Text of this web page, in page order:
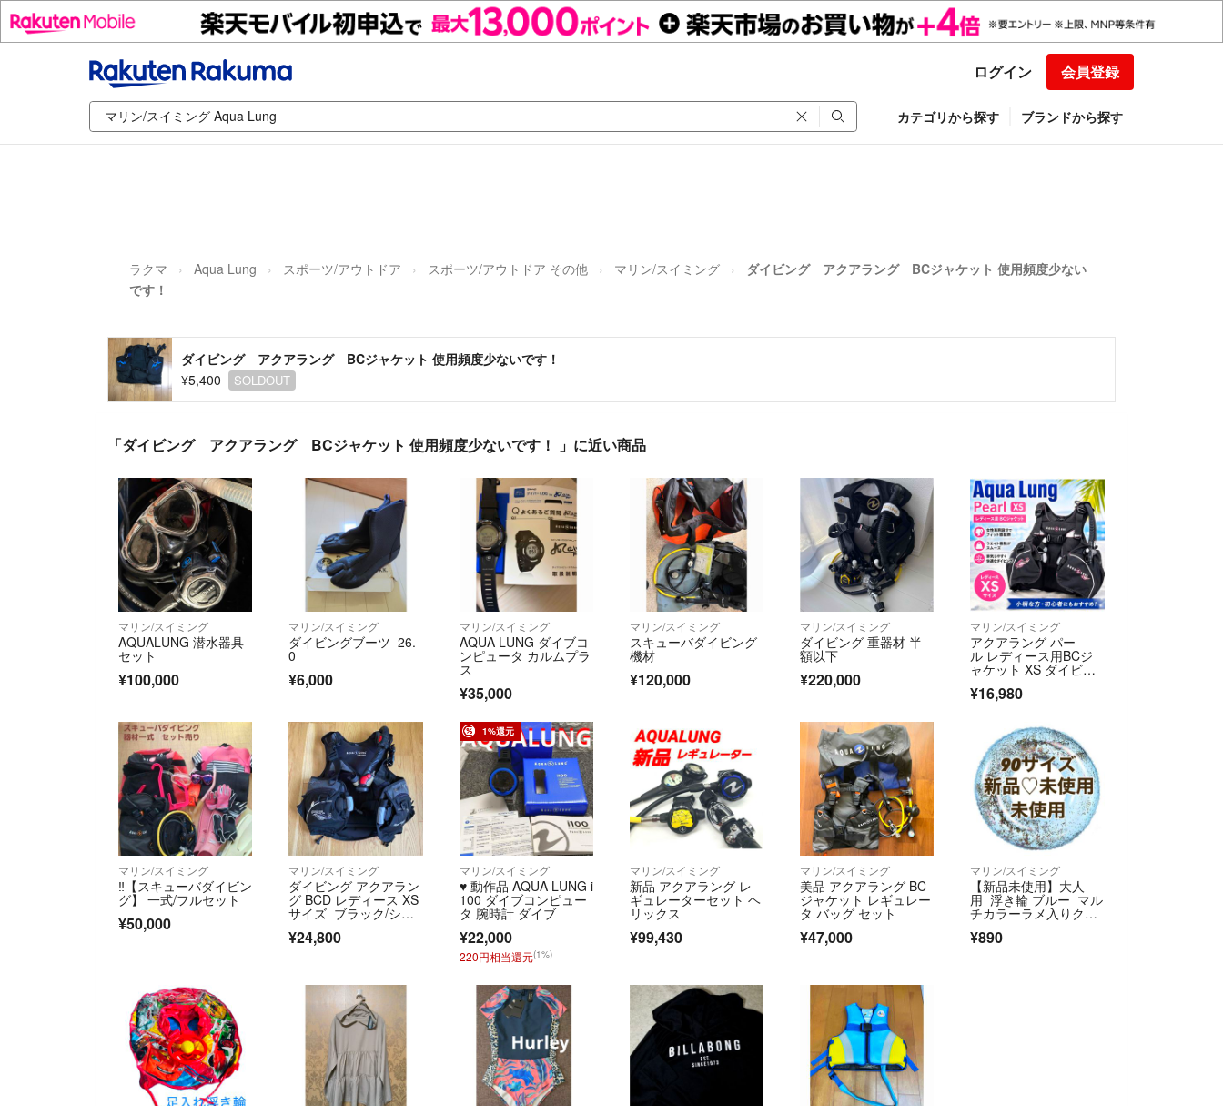
ログイン 会員登録
カテゴリから探す ブランドから探す
ラクマ Aqua Lung スポーツ/アウトドア スポーツ/アウトドア その他 マリン/スイミング
ダイビング アクアラング BCジャケット 使用頻度少ない
です！
ダイビング アクアラング BCジャケット 使用頻度少ないです！
¥5,400
SOLDOUT
「ダイビング アクアラング BCジャケット 使用頻度少ないです！ 」に近い商品
マリン/スイミング
AQUALUNG 潜水器具
セット
¥100,000
マリン/スイミング
ダイビングブーツ 26.
0
¥6,000
マリン/スイミング
AQUA LUNG ダイブコ
ンピュータ カルムプラ
ス
¥35,000
マリン/スイミング
スキューバダイビング
機材
¥120,000
マリン/スイミング
ダイビング 重器材 半
額以下
¥220,000
マリン/スイミング
アクアラング パー
ル レディース用BCジ
ャケット XS ダイビン
グ用 浮力調整
¥16,980
マリン/スイミング
‼【スキューバダイビン
グ】 一式/フルセット
¥50,000
マリン/スイミング
ダイビング アクアラン
グ BCD レディース XS
サイズ ブラック/シル
¥24,800
1%還元
マリン/スイミング
♥️ 動作品 AQUA LUNG i
100 ダイブコンピュー
タ 腕時計 ダイブ
¥22,000
220円相当還元(1%)
マリン/スイミング
新品 アクアラング レ
ギュレーターセット ヘ
リックス
¥99,430
マリン/スイミング
美品 アクアラング BC
ジャケット レギュレー
タ バッグ セット
¥47,000
マリン/スイミング
【新品未使用】大人
用 浮き輪 ブルー マル
チカラーラメ入りクリ
¥890